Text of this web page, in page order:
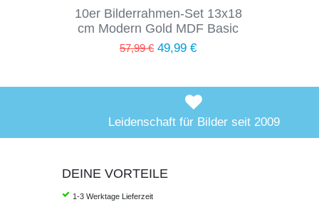
10er Bilderrahmen-Set 13x18
cm Modern Gold MDF Basic
Collection | Acrylglas
57,99 € 49,99 €
Leidenschaft für Bilder seit 2009
DEINE VORTEILE
1-3 Werktage Lieferzeit